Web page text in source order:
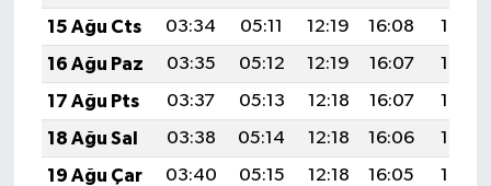
15 Ağu Cts
03:34 05:11 12:19 16:08
19:16
16 Ağu Paz
03:35 05:12 12:19 16:07
19:15
17 Ağu Pts
03:37 05:13 12:18 16:07
19:13
18 Ağu Sal
03:38 05:14 12:18 16:06
19:12
19 Ağu Çar
03:40 05:15 12:18 16:05
19:10